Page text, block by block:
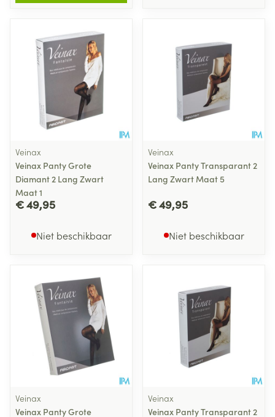
Veinax
Veinax Panty Grote
Diamant 2 Lang Zwart
Maat 1
€ 49,95
Niet beschikbaar
Veinax
Veinax Panty Transparant 2
Lang Zwart Maat 5
€ 49,95
Niet beschikbaar
Veinax
Veinax Panty Grote
Veinax
Veinax Panty Transparant 2